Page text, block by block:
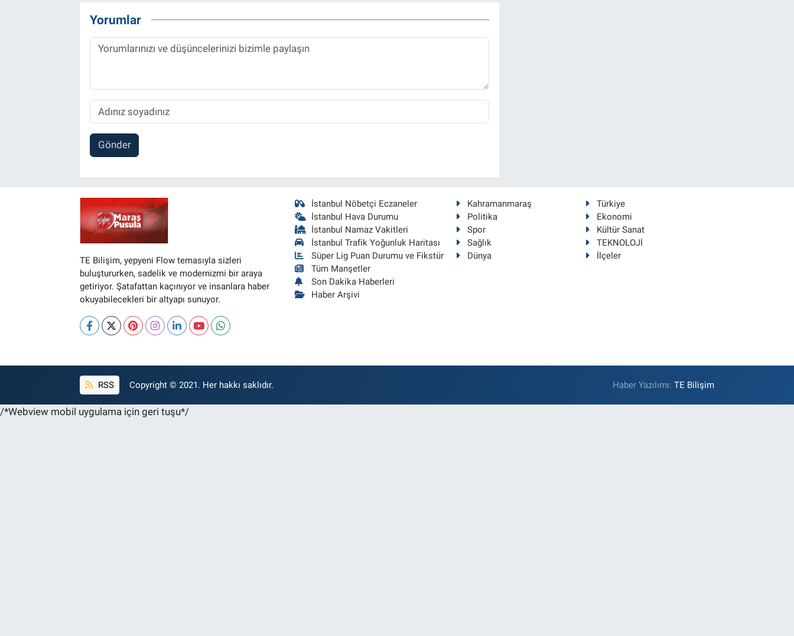
Yorumlar
Gönder
TE Bilişim, yepyeni Flow temasıyla sizleri
buluştururken, sadelik ve modernizmi bir araya
getiriyor. Şatafattan kaçınıyor ve insanlara haber
okuyabilecekleri bir altyapı sunuyor.
İstanbul Nöbetçi Eczaneler
İstanbul Hava Durumu
İstanbul Namaz Vakitleri
İstanbul Trafik Yoğunluk Haritası
Süper Lig Puan Durumu ve Fikstür
Tüm Manşetler
Son Dakika Haberleri
Haber Arşivi
Kahramanmaraş
Türkiye
Politika
Ekonomi
Spor
Kültür Sanat
Sağlık
TEKNOLOJİ
Dünya
İlçeler
RSS Copyright © 2021. Her hakkı saklıdır. Haber Yazılımı:TE Bilişim
/*Webview mobil uygulama için geri tuşu*/